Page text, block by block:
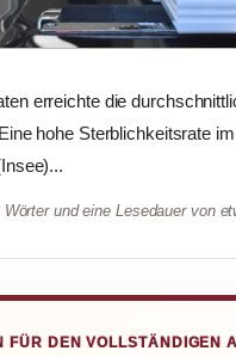
erreichte die
hohe Sterblichkeitsrate
und eine Lesedauer von
FÜR DEN VOLLSTÄNDIGEN